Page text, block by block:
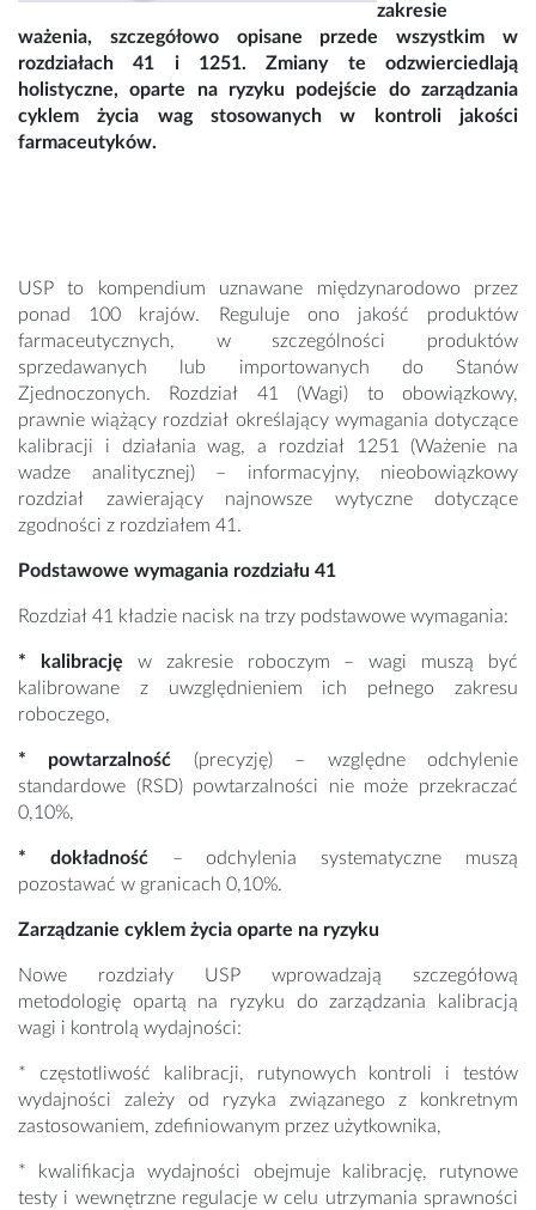
zakresie
ważenia, szczegółowo opisane przede wszystkim w
rozdziałach 41 i 1251. Zmiany te odzwierciedlają
holistyczne, oparte na ryzyku podejście do zarządzania
cyklem życia wag stosowanych w kontroli jakości
farmaceutyków.
USP to kompendium uznawane międzynarodowo przez
ponad 100 krajów. Reguluje ono jakość produktów
farmaceutycznych, w szczególności produktów
sprzedawanych lub importowanych do Stanów
Zjednoczonych. Rozdział 41 (Wagi) to obowiązkowy,
prawnie wiążący rozdział określający wymagania dotyczące
kalibracji i działania wag, a rozdział 1251 (Ważenie na
wadze analitycznej) – informacyjny, nieobowiązkowy
rozdział zawierający najnowsze wytyczne dotyczące
zgodności z rozdziałem 41.
Podstawowe wymagania rozdziału 41
Rozdział 41 kładzie nacisk na trzy podstawowe wymagania:
* kalibrację w zakresie roboczym – wagi muszą być
kalibrowane z uwzględnieniem ich pełnego zakresu
roboczego,
* powtarzalność (precyzję) – względne odchylenie
standardowe (RSD) powtarzalności nie może przekraczać
0,10%,
* dokładność– odchylenia systematyczne muszą
pozostawać w granicach 0,10%.
Zarządzanie cyklem życia oparte na ryzyku
Nowe rozdziały USP wprowadzają szczegółową
metodologię opartą na ryzyku do zarządzania kalibracją
wagi i kontrolą wydajności:
* częstotliwość kalibracji, rutynowych kontroli i testów
wydajności zależy od ryzyka związanego z konkretnym
zastosowaniem, zdefiniowanym przez użytkownika,
* kwalifikacja wydajności obejmuje kalibrację, rutynowe
testy i wewnętrzne regulacje w celu utrzymania sprawności